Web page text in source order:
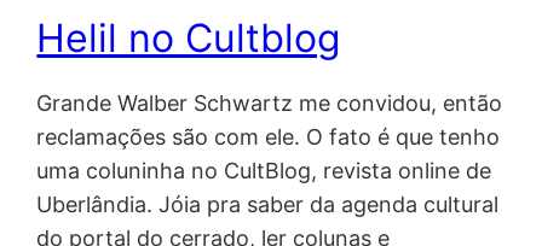
Helil no Cultblog
Grande Walber Schwartz me convidou, então
reclamações são com ele. O fato é que tenho
uma coluninha no CultBlog, revista online de
Uberlândia. Jóia pra saber da agenda cultural
do portal do cerrado, ler colunas e